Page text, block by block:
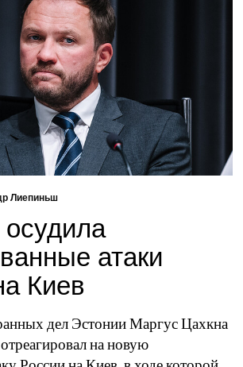
Лиепиньш
атаки
Киев
дел Эстонии Маргус Цахкна
на новую